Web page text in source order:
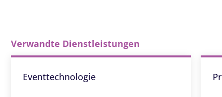
Verwandte Dienstleistungen
Eventtechnologie